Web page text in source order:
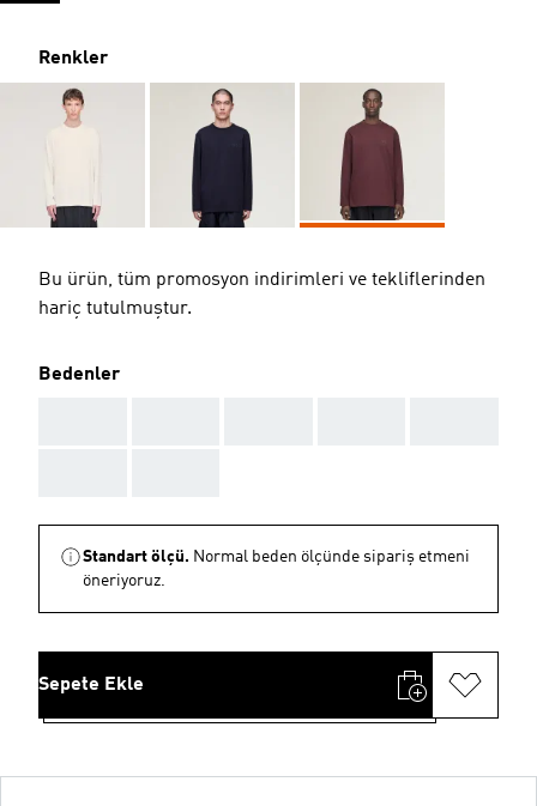
Renkler
Bu ürün, tüm promosyon indirimleri ve tekliflerinden
hariç tutulmuştur.
Bedenler
Standart ölçü. Normal beden ölçünde sipariş etmeni
öneriyoruz.
Sepete Ekle